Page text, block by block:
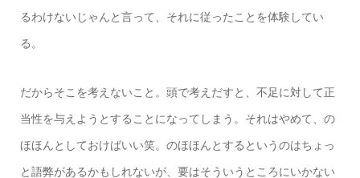
るわけないじゃんと言って、それに従ったことを体験してい
る。
だからそこを考えないこと。頭で考えだすと、不足に対して正
当性を与えようとすることになってしまう。それはやめて、の
ほほんとしておけばいい笑。のほほんとするというのはちょっ
と語弊があるかもしれないが、要はそういうところにいかない